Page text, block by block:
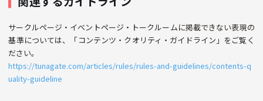
サークルページ・イベントページ・トークルームに掲載できない表現の
基準については、「コンテンツ・クオリティ・ガイドライン」をご覧く
ださい。
https://tunagate.com/articles/rules/rules-and-guidelines/contents-q
uality-guideline